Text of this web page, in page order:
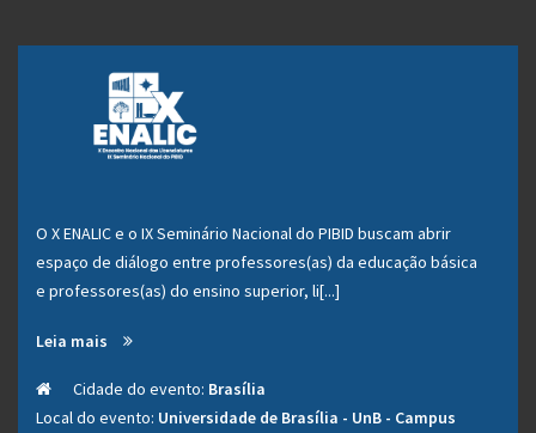
O X ENALIC e o IX Seminário Nacional do PIBID buscam abrir
espaço de diálogo entre professores(as) da educação básica
e professores(as) do ensino superior, li[...]
Leia mais
Cidade do evento: Brasília
Local do evento: Universidade de Brasília - UnB - Campus